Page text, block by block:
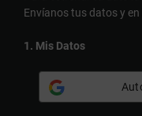
Envíanos tus datos y
1. Mis Datos